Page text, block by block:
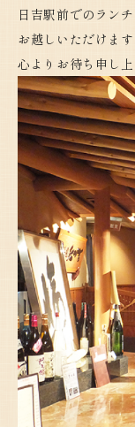
日吉駅前でのラン
お越しいただけま
心よりお待ち申し上